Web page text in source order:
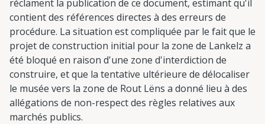
réclament la publication de ce document, estimant qu'il
contient des références directes à des erreurs de
procédure. La situation est compliquée par le fait que le
projet de construction initial pour la zone de Lankelz a
été bloqué en raison d'une zone d'interdiction de
construire, et que la tentative ultérieure de délocaliser
le musée vers la zone de Rout Lëns a donné lieu à des
allégations de non-respect des règles relatives aux
marchés publics.